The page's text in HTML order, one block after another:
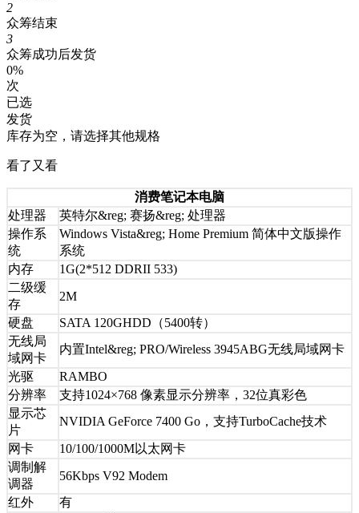
2
众筹结束
3
众筹成功后发货
0%
次
已选
发货
库存为空，请选择其他规格
看了又看
消费笔记本电脑
处理器
英特尔&reg; 赛扬&reg; 处理器
操作系
统
Windows Vista&reg; Home Premium 简体中文版操作
系统
内存
1G(2*512 DDRII 533)
二级缓
存
2M
硬盘
SATA 120GHDD（5400转）
无线局
域网卡
内置Intel&reg; PRO/Wireless 3945ABG无线局域网卡
光驱
RAMBO
分辨率
支持1024×768 像素显示分辨率，32位真彩色
显示芯
片
NVIDIA GeForce 7400 Go，支持TurboCache技术
网卡
10/100/1000M以太网卡
调制解
调器
56Kbps V92 Modem
红外
有